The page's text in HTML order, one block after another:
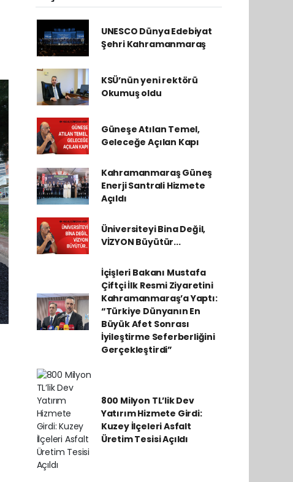
UNESCO Dünya Edebiyat
Şehri Kahramanmaraş
KSÜ’nün yeni rektörü
Okumuş oldu
Güneşe Atılan Temel,
Geleceğe Açılan Kapı
Kahramanmaraş Güneş
Enerji Santrali Hizmete
Açıldı
Üniversiteyi Bina Değil,
VİZYON Büyütür...
İçişleri Bakanı Mustafa
Çiftçi İlk Resmi Ziyaretini
Kahramanmaraş’a Yaptı:
“Türkiye Dünyanın En
Büyük Afet Sonrası
İyileştirme Seferberliğini
Gerçekleştirdi”
800 Milyon TL’lik Dev
Yatırım Hizmete Girdi:
Kuzey İlçeleri Asfalt
Üretim Tesisi Açıldı